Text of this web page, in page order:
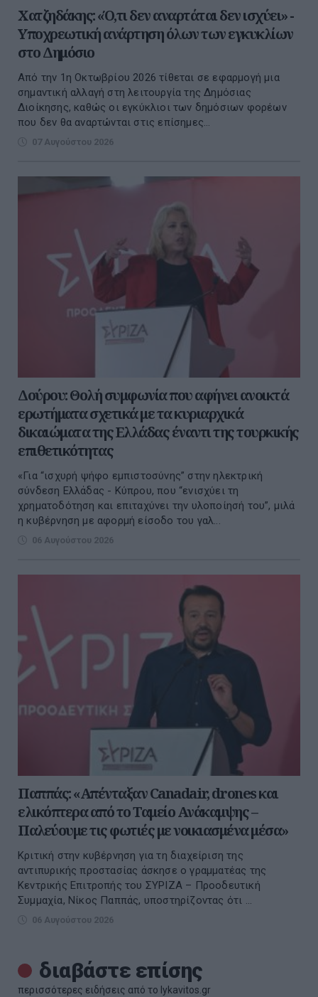
Χατζηδάκης: «Ό,τι δεν αναρτάται δεν ισχύει» -
Υποχρεωτική ανάρτηση όλων των εγκυκλίων
στο Δημόσιο
Από την 1η Οκτωβρίου 2026 τίθεται σε εφαρμογή μια
σημαντική αλλαγή στη λειτουργία της Δημόσιας
Διοίκησης, καθώς οι εγκύκλιοι των δημόσιων φορέων
που δεν θα αναρτώνται στις επίσημες...
07 Αυγούστου 2026
Δούρου: Θολή συμφωνία που αφήνει ανοικτά
ερωτήματα σχετικά με τα κυριαρχικά
δικαιώματα της Ελλάδας έναντι της τουρκικής
επιθετικότητας
«Για “ισχυρή ψήφο εμπιστοσύνης” στην ηλεκτρική
σύνδεση Ελλάδας - Κύπρου, που “ενισχύει τη
χρηματοδότηση και επιταχύνει την υλοποίησή του”, μιλά
η κυβέρνηση με αφορμή είσοδο του γαλ...
06 Αυγούστου 2026
Παππάς: «Απένταξαν Canadair, drones και
ελικόπτερα από το Ταμείο Ανάκαμψης –
Παλεύουμε τις φωτιές με νοικιασμένα μέσα»
Kριτική στην κυβέρνηση για τη διαχείριση της
αντιπυρικής προστασίας άσκησε ο γραμματέας της
Κεντρικής Επιτροπής του ΣΥΡΙΖΑ – Προοδευτική
Συμμαχία, Νίκος Παππάς, υποστηρίζοντας ότι ...
06 Αυγούστου 2026
διαβάστε επίσης
περισσότερες ειδήσεις από το lykavitos.gr